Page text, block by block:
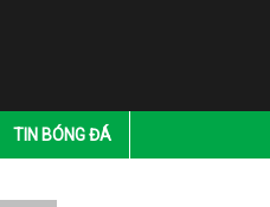
TIN BÓNG ĐÁ